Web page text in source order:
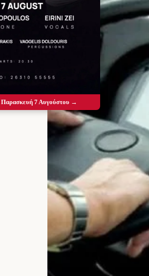
7 Αυγούστου →